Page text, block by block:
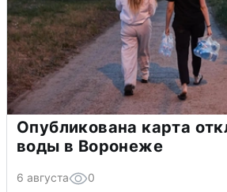
Опубликована карта
воды в Воронеже
6 августа 0